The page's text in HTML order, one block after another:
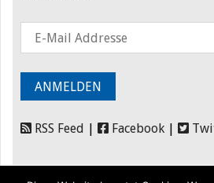
RSS Feed Facebook